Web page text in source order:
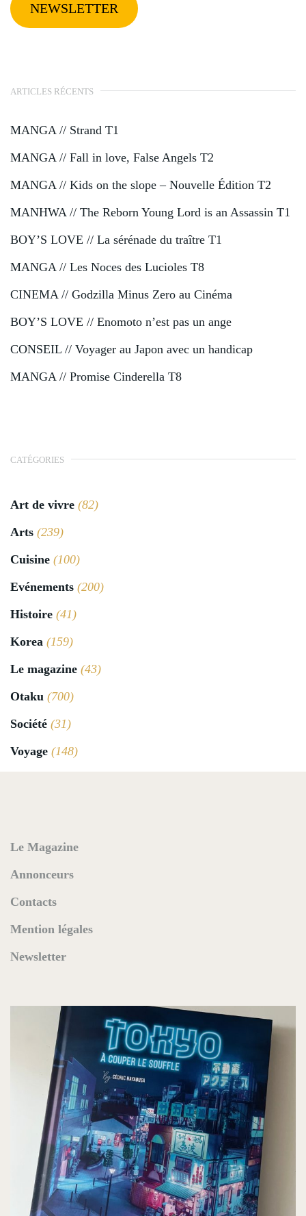
NEWSLETTER
ARTICLES RÉCENTS
MANGA // Strand T1
MANGA // Fall in love, False Angels T2
MANGA // Kids on the slope – Nouvelle Édition T2
MANHWA // The Reborn Young Lord is an Assassin T1
BOY’S LOVE // La sérénade du traître T1
MANGA // Les Noces des Lucioles T8
CINEMA // Godzilla Minus Zero au Cinéma
BOY’S LOVE // Enomoto n’est pas un ange
CONSEIL // Voyager au Japon avec un handicap
MANGA // Promise Cinderella T8
CATÉGORIES
Art de vivre (82)
Arts (239)
Cuisine (100)
Evénements (200)
Histoire (41)
Korea (159)
Le magazine (43)
Otaku (700)
Société (31)
Voyage (148)
Le Magazine
Annonceurs
Contacts
Mention légales
Newsletter